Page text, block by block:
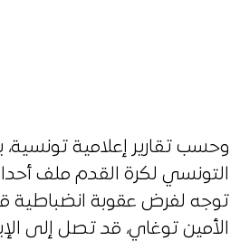
وحسب تقارير إعلامية تونسية،
التونسي لكرة القدم ملف
توجه لفرض عقوبة انضباطية